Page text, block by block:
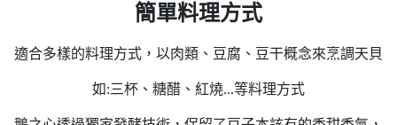
簡單料理方式
適合多樣的料理方式，以肉類、豆腐、豆干概念來烹調天貝
如:三杯、糖醋、紅燒...等料理方式